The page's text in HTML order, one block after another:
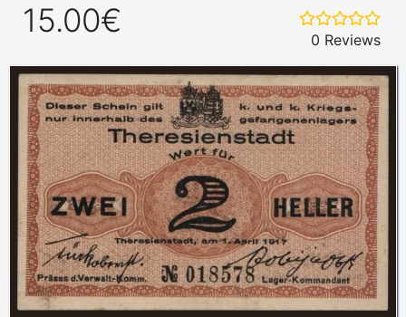
15.00€
0 Reviews